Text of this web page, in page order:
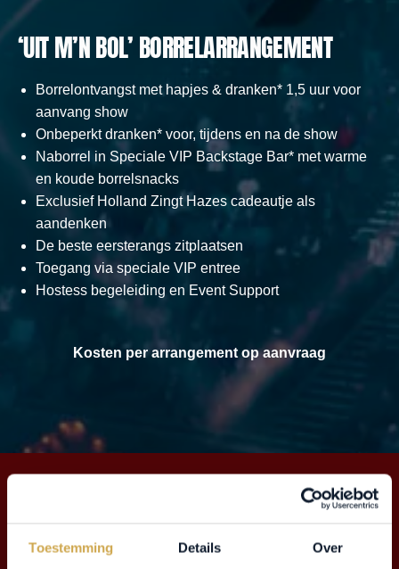
Toestemming Details Over
‘UIT M’N BOL’ BORRELARRANGEMENT
Borrelontvangst met hapjes & dranken* 1,5 uur voor
aanvang show
Onbeperkt dranken* voor, tijdens en na de show
Naborrel in Speciale VIP Backstage Bar* met warme
en koude borrelsnacks
Exclusief Holland Zingt Hazes cadeautje als
aandenken
De beste eersterangs zitplaatsen
Toegang via speciale VIP entree
Hostess begeleiding en Event Support
Kosten per arrangement op aanvraag